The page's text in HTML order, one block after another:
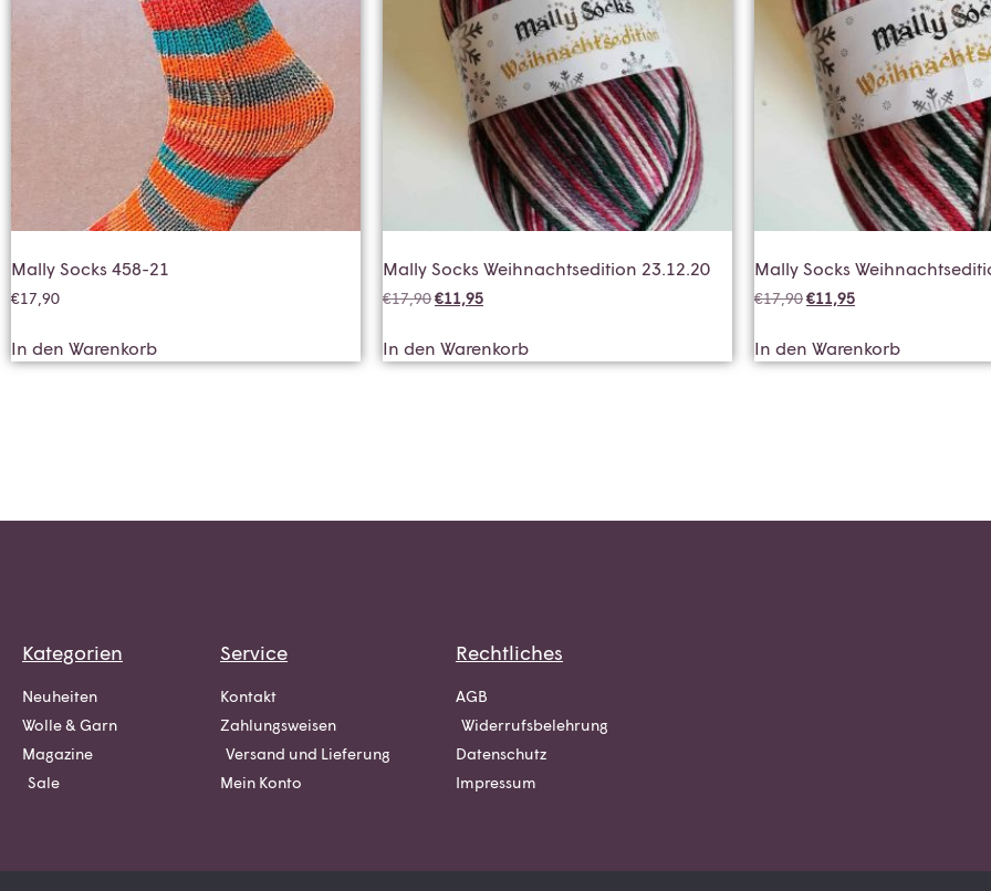
Mally Socks 458-21
€17,90
In den Warenkorb
Mally Socks Weihnachtsedition 23.12.20
€17,90€11,95
In den Warenkorb
Mally Socks
€17,90€11,95
In den Warenkorb
Kategorien
Neuheiten
Wolle & Garn
Magazine
Sale
Service
Kontakt
Zahlungsweisen
Versand und Lieferung
Mein Konto
Rechtliches
AGB
Widerrufsbelehrung
Datenschutz
Impressum